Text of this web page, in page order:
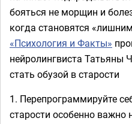
бояться не морщин и
когда становятся
«Психология и Факты»
нейролингвиста Татьяны
стать обузой в старости
1. Перепрограммируйте
старости особенно важно